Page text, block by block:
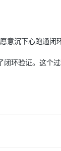
意沉下心跑通闭
环验证。这个